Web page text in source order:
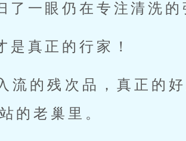
一眼仍在专注清洗的
是真正的行家！
流的残次品，真正的
的老巢里。